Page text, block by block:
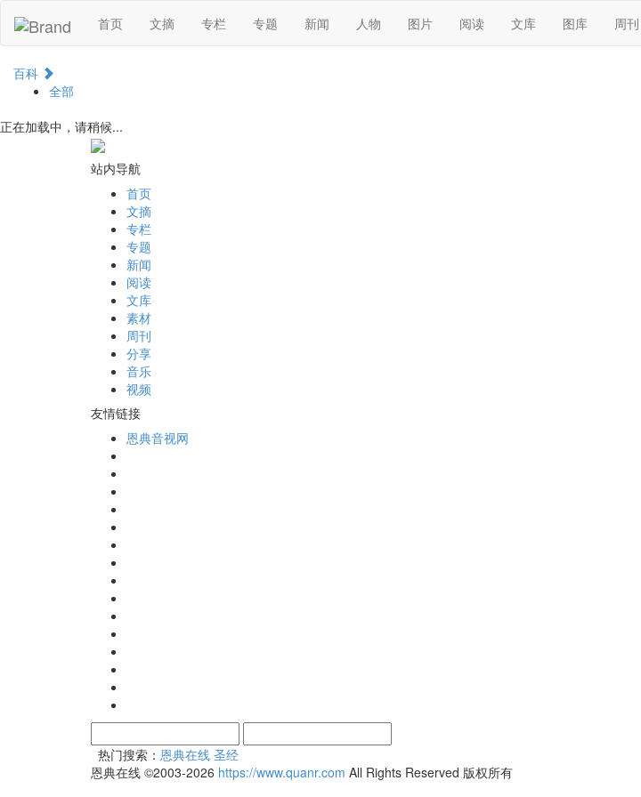
首页 文摘 专栏 专题 新闻 人物 图片 阅读 文库 图库 周刊
百科
全部
正在加载中，请稍候...
站内导航
首页
文摘
专栏
专题
新闻
阅读
文库
素材
周刊
分享
音乐
视频
友情链接
恩典音视网
热门搜索： 恩典在线 圣经
恩典在线 ©2003-2026 https://www.quanr.com All Rights Reserved 版权所有